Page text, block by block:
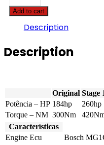
2
serie
quantity
Add to cart
Description
Description
Original Stage
Potência – HP 184hp 260hp
Torque – NM 300Nm
Características
Engine Ecu
Bosch